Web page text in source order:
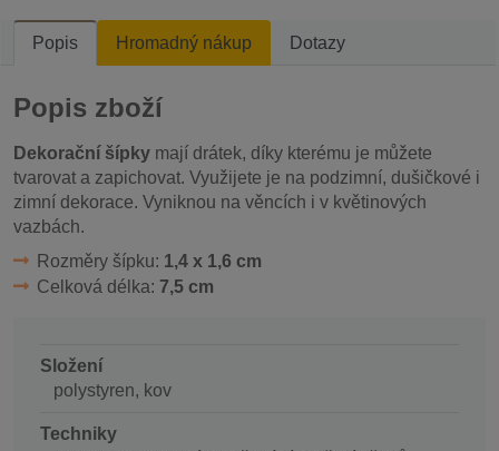
Popis Hromadný nákup Dotazy
Popis zboží
Dekorační šípky mají drátek, díky kterému je můžete
tvarovat a zapichovat. Využijete je na podzimní, dušičkové i
zimní dekorace. Vyniknou na věncích i v květinových
vazbách.
Rozměry šípku: 1,4 x 1,6 cm
Celková délka: 7,5 cm
Složení
polystyren, kov
Techniky